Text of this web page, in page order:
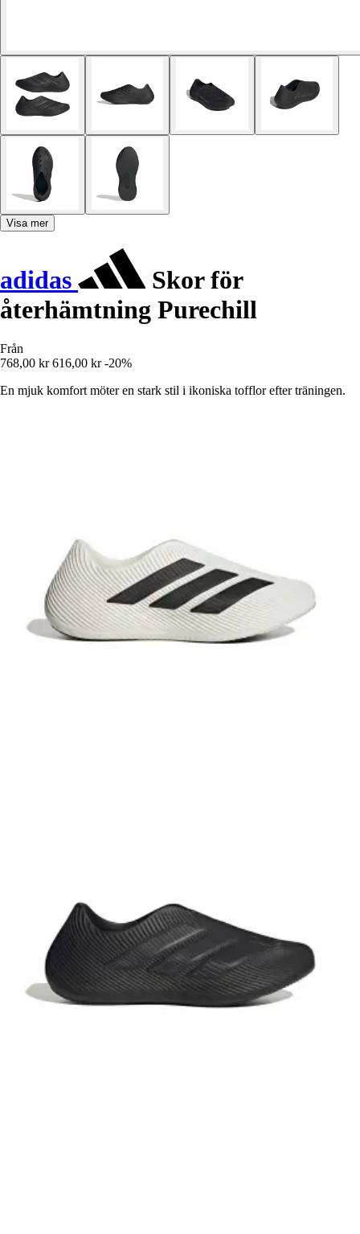
Visa mer
adidas
Skor för
återhämtning Purechill
Från
768,00 kr 616,00 kr -20%
En mjuk komfort möter en stark stil i ikoniska tofflor efter träningen.